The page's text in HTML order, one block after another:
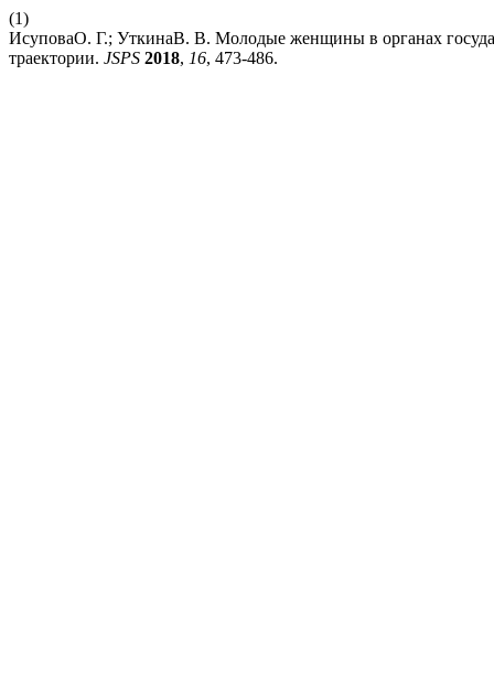
(1)
ИсуповаО. Г.; УткинаВ. В. Молодые женщины в органах
траектории. JSPS 2018, 16, 473-486.